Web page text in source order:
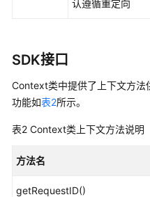
发
具
化
部
认遵循重定向
SDK接口
Context类中提供了上下文方法
功能如表2所示。
表2 Context类上下文方法说明
方法名
getRequestID()